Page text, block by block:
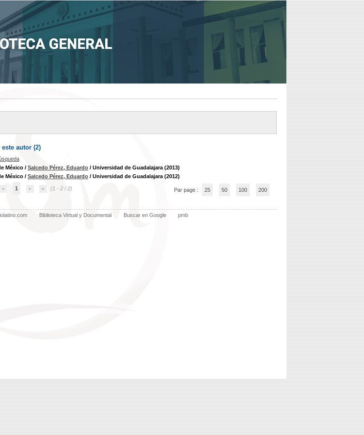
autor (2)
México / Salcedo Pérez, Eduardo / Universidad de Guadalajara (2013)
México / Salcedo Pérez, Eduardo / Universidad de Guadalajara (2012)
1 (1 - 2 / 2) Par page : 25 50 100 200
Biblioteca Virtual y Documental Buscar en Google pmb